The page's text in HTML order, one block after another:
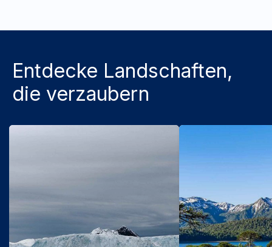
Entdecke Landschaften,
die verzaubern